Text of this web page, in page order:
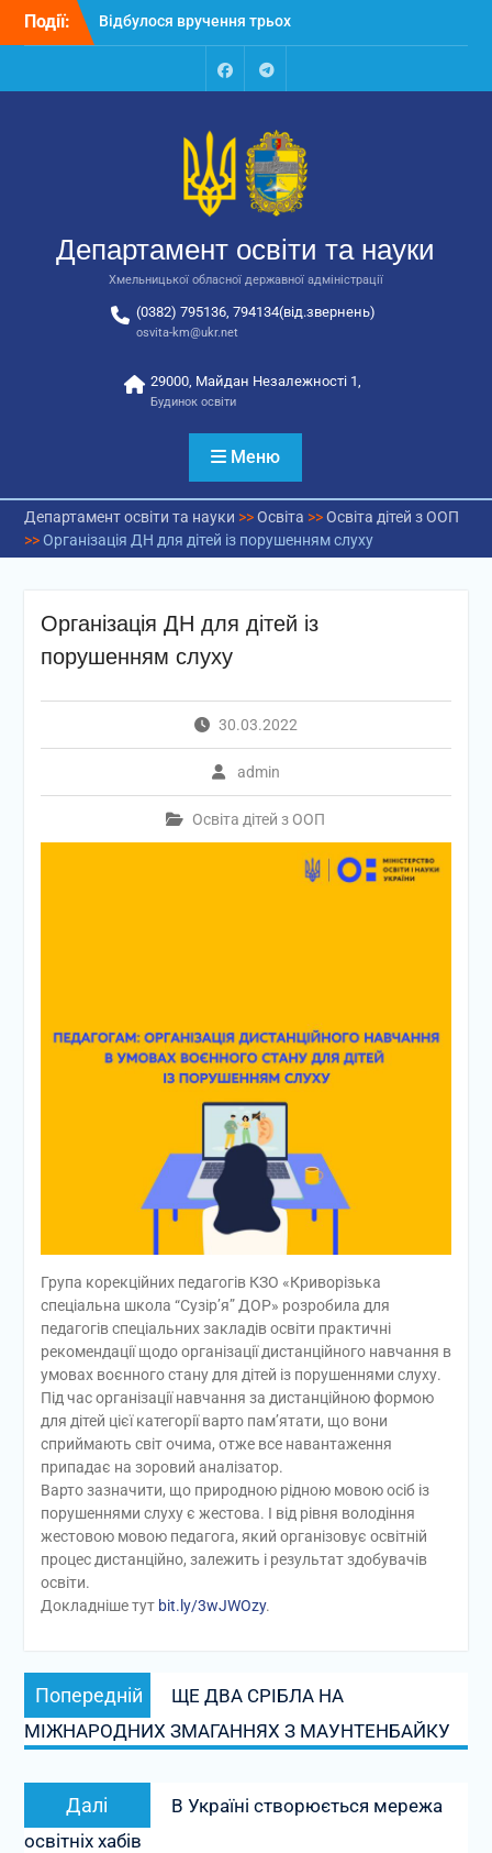
Перейти
Події:
Відбулося вручення трьох
автобусів для потреб
Відбулося засідання
освіти та науки обласної
державної адміністрації
Відбулась обласна
національно-патріотичне
виховання
FacebookTalegram
Департамент освіти та науки
Хмельницької обласної державної адміністрації
(0382) 795136, 794134(від.звернень)
osvita-km@ukr.net
29000, Майдан Незалежності 1,
Будинок освіти
Меню
Департамент освіти та науки >>Освіта >>Освіта дітей з ООП
>> Організація ДН для дітей із порушенням слуху
Організація ДН для дітей із
порушенням слуху
30.03.2022
admin
Освіта дітей з ООП
Група корекційних педагогів КЗО «Криворізька
спеціальна школа “Сузір’я” ДОР» розробила для
педагогів спеціальних закладів освіти практичні
рекомендації щодо організації дистанційного навчання в
умовах воєнного стану для дітей із порушеннями слуху.
Під час організації навчання за дистанційною формою
для дітей цієї категорії варто пам’ятати, що вони
сприймають світ очима, отже все навантаження
припадає на зоровий аналізатор.
Варто зазначити, що природною рідною мовою осіб із
порушеннями слуху є жестова. І від рівня володіння
жестовою мовою педагога, який організовує освітній
процес дистанційно, залежить і результат здобувачів
освіти.
Докладніше тут bit.ly/3wJWOzy.
Навігація
записів
Попередній
запис:
ЩЕ ДВА СРІБЛА НА
МІЖНАРОДНИХ ЗМАГАННЯХ З МАУНТЕНБАЙКУ
Далі
запис:
В Україні створюється мережа
освітніх хабів